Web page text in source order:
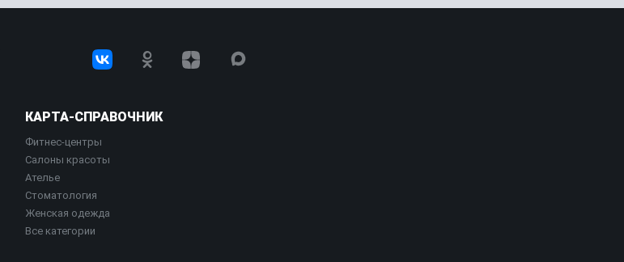
КАРТА-СПРАВОЧНИК
Фитнес-центры
Салоны красоты
Ателье
Стоматология
Женская одежда
Все категории